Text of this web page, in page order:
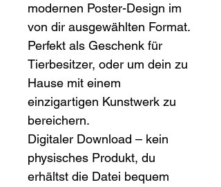
modernen Poster-Design im
von dir ausgewählten Format.
Perfekt als Geschenk für
Tierbesitzer, oder um dein zu
Hause mit einem
einzigartigen Kunstwerk zu
bereichern.
Digitaler Download – kein
physisches Produkt, du
erhältst die Datei bequem